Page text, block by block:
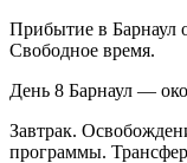
Прибытие в Барнаул
Свободное время.
День 8 Барнаул —
Завтрак.
программы.